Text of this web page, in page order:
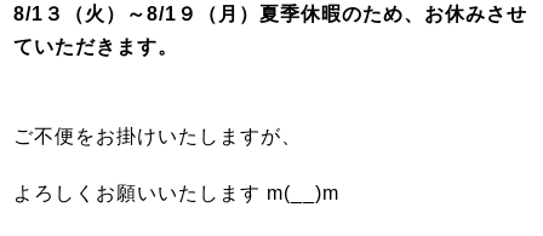
8/1３（火）～8/1９（月）夏季休暇のため、お休みさせ
ていただきます。
ご不便をお掛けいたしますが、
よろしくお願いいたします m(__)m